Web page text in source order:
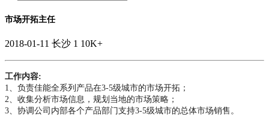
市场开拓主任
2018-01-11 长沙 1 10K+
工作内容:
1、负责佳能全系列产品在3-5级城市的市场开拓；
2、收集分析市场信息，规划当地的市场策略；
3、协调公司内部各个产品部门支持3-5级城市的总体市场销售。